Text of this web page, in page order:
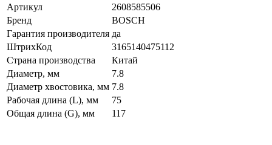
Артикул
2608585506
Бренд
BOSCH
Гарантия производителя да
ШтрихКод
3165140475112
Страна производства
Китай
Диаметр, мм
7.8
Диаметр хвостовика, мм 7.8
Рабочая длина (L), мм
75
Общая длина (G), мм
117